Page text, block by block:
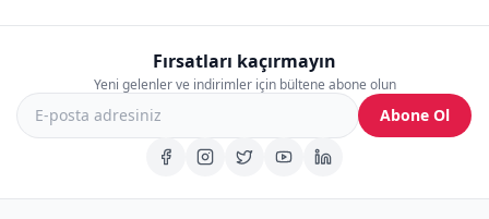
Fırsatları kaçırmayın
Yeni gelenler ve indirimler için bültene abone olun
Abone Ol